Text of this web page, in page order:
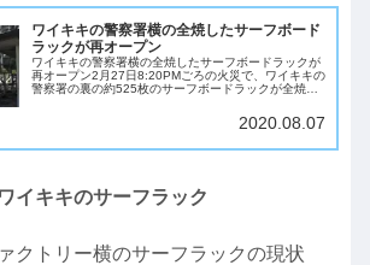
ワイキキの警察署横の全焼したサーフボード
ラックが再オープン
ワイキキの警察署横の全焼したサーフボードラックが
再オープン2月27日8:20PMごろの火災で、ワイキキの
警察署の裏の約525枚のサーフボードラックが全焼し
像を公開したが、犯人は逮捕はされていま...2020.08.07
イキキのサーフラック
クトリー横のサーフラックの現状